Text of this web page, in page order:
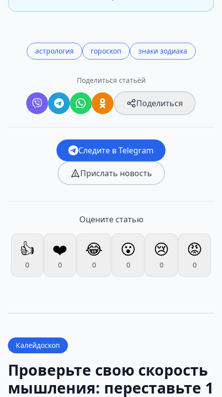
астрология гороскоп знаки зодиака
Поделиться статьёй
Поделиться
Следите в Telegram
Прислать новость
Оцените статью
👍
0
❤️
0
😂
0
😮
0
😢
0
😡
0
Калейдоскоп
Проверьте свою скорость
мышления: переставьте 1